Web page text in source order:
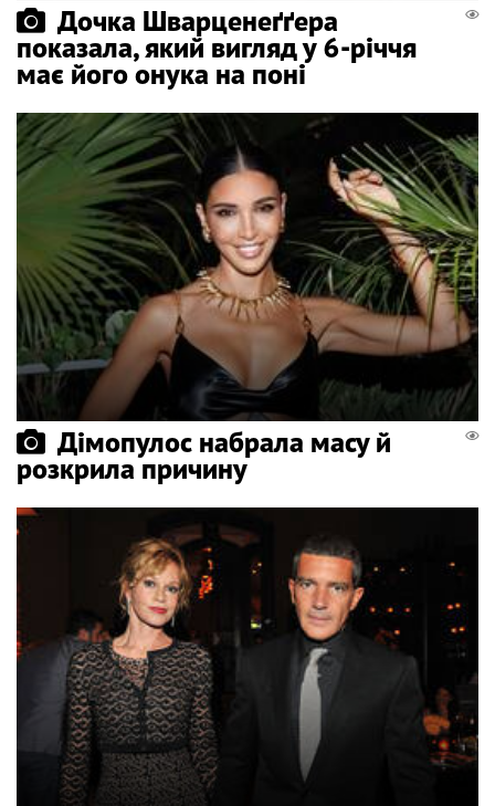
Дочка Шварценеґґера
показала, який вигляд у 6-річчя
має його онука на поні
Дімопулос набрала масу й
розкрила причину